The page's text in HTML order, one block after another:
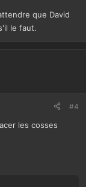
que David
le faut.
#4
les cosses